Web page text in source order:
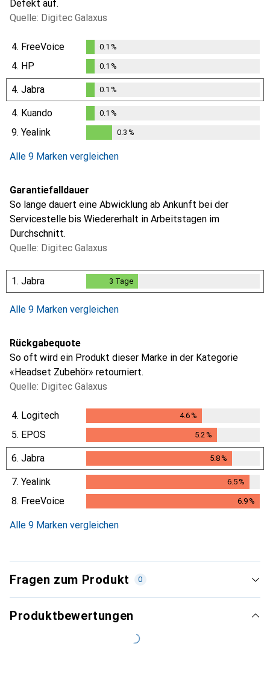
Defekt auf.
Quelle: Digitec Galaxus
4. FreeVoice
%
0.1 %
4. HP
0.1%
0.1 %
4. Jabra
0.1%
0.1 %
4. Kuando
%
0.1 %
9. Yealink 0.3 %
Alle 9 Marken vergleichen
Garantiefalldauer
So lange dauert eine Abwicklung ab Ankunft bei der
Servicestelle bis Wiedererhalt in Arbeitstagen im
Durchschnitt.
Quelle: Digitec Galaxus
1. Jabra 3 Tage
Alle 9 Marken vergleichen
Rückgabequote
So oft wird ein Produkt dieser Marke in der Kategorie
«Headset Zubehör» retourniert.
Quelle: Digitec Galaxus
4. Logitech 4.6%
5. EPOS 5.2 %
6. Jabra 5.8%
7. Yealink 6.5%
6.5%
8. FreeVoice 6.9%
Alle 9 Marken vergleichen
Fragen zum Produkt 0
Produktbewertungen